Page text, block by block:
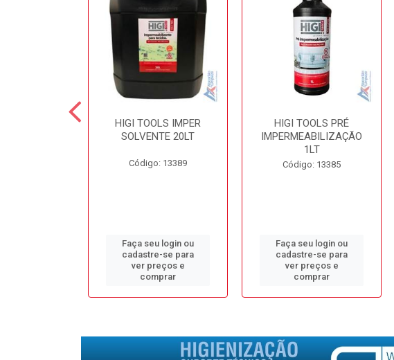
HIGI TOOLS IMPER
SOLVENTE 20LT
Código: 13389
Faça seu login ou
cadastre-se para
ver preços e
comprar
HIGI TOOLS PRÉ
IMPERMEABILIZAÇÃO
1LT
Código: 13385
Faça seu login ou
cadastre-se para
ver preços e
comprar